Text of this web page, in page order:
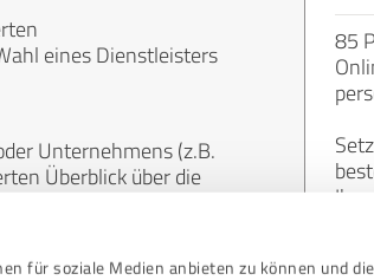
für soziale Medien anbieten zu können und die
eines Dienstleisters
Unternehmens (z.B.
Überblick über die
Bewertungen von
85